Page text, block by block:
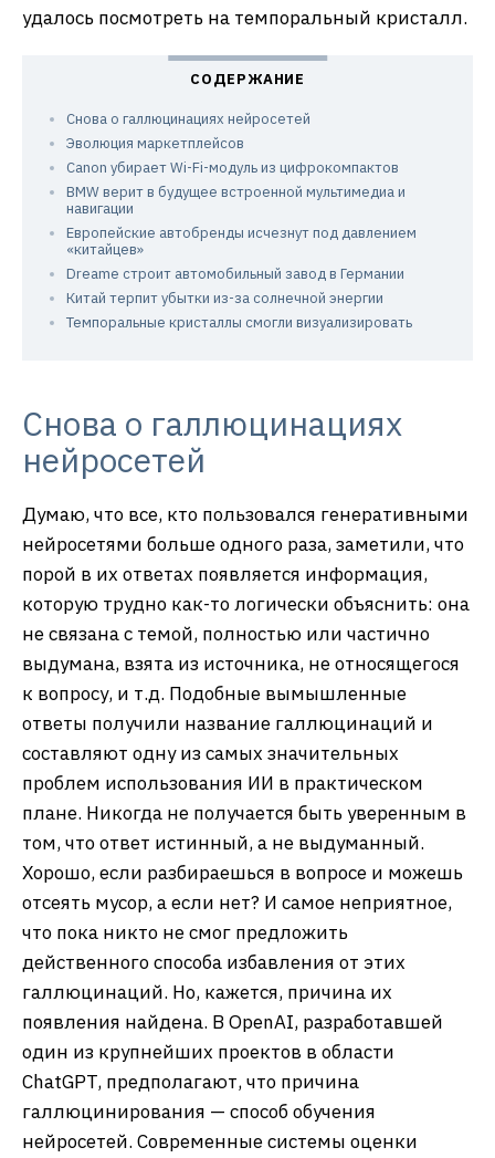
удалось посмотреть на темпоральный кристалл.
Снова о галлюцинациях нейросетей
Эволюция маркетплейсов
Canon убирает Wi-Fi-модуль из цифрокомпактов
BMW верит в будущее встроенной мультимедиа и
навигации
Европейские автобренды исчезнут под давлением
«китайцев»
Dreame строит автомобильный завод в Германии
Китай терпит убытки из-за солнечной энергии
Темпоральные кристаллы смогли визуализировать
Снова о галлюцинациях
нейросетей
Думаю, что все, кто пользовался генеративными
нейросетями больше одного раза, заметили, что
порой в их ответах появляется информация,
которую трудно как-то логически объяснить: она
не связана с темой, полностью или частично
выдумана, взята из источника, не относящегося
к вопросу, и т.д. Подобные вымышленные
ответы получили название галлюцинаций и
составляют одну из самых значительных
проблем использования ИИ в практическом
плане. Никогда не получается быть уверенным в
том, что ответ истинный, а не выдуманный.
Хорошо, если разбираешься в вопросе и можешь
отсеять мусор, а если нет? И самое неприятное,
что пока никто не смог предложить
действенного способа избавления от этих
галлюцинаций. Но, кажется, причина их
появления найдена. В OpenAI, разработавшей
один из крупнейших проектов в области
ChatGPT, предполагают, что причина
галлюцинирования — способ обучения
нейросетей. Современные системы оценки